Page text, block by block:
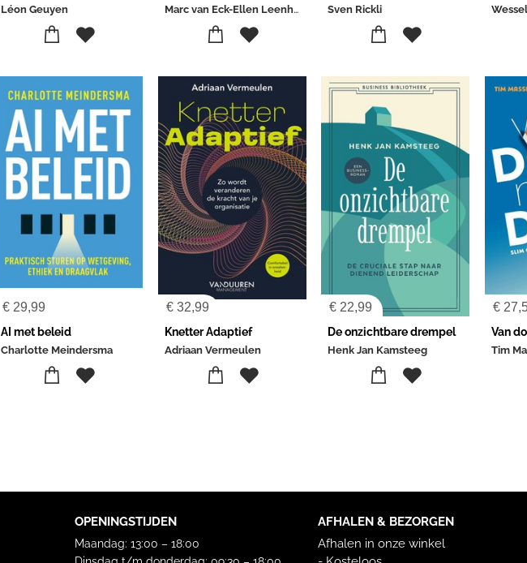
Léon Geuyen
Marc van Eck-Ellen Leenhouts
Sven Rickli
€ 29,99
AI met beleid
Charlotte Meindersma
€32,99
Knetter Adaptief
Adriaan Vermeulen
€ 22,99
De onzichtbare drempel
Henk Jan Kamsteeg
€
Van
OPENINGSTIJDEN
Maandag: 13:00 – 18:00
AFHALEN & BEZORGEN
Afhalen in onze winkel